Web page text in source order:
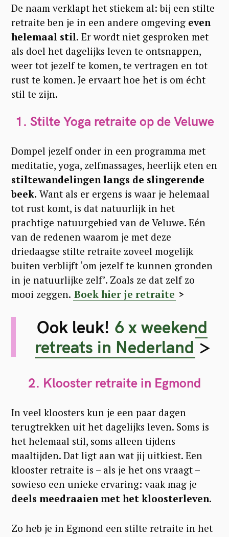
De naam verklapt het stiekem al: bij een stilte
retraite ben je in een andere omgeving even
helemaal stil. Er wordt niet gesproken met
als doel het dagelijks leven te ontsnappen,
weer tot jezelf te komen, te vertragen en tot
rust te komen. Je ervaart hoe het is om écht
stil te zijn.
1. Stilte Yoga retraite op de Veluwe
Dompel jezelf onder in een programma met
meditatie, yoga, zelfmassages, heerlijk eten en
stiltewandelingen langs de slingerende
beek. Want als er ergens is waar je helemaal
tot rust komt, is dat natuurlijk in het
prachtige natuurgebied van de Veluwe. Eén
van de redenen waarom je met deze
driedaagse stilte retraite zoveel mogelijk
buiten verblijft ‘om jezelf te kunnen gronden
in je natuurlijke zelf’. Zoals ze dat zelf zo
mooi zeggen. Boek hier je retraite >
Ook leuk! 6 x weekend
retreats in Nederland >
2. Klooster retraite in Egmond
In veel kloosters kun je een paar dagen
terugtrekken uit het dagelijks leven. Soms is
het helemaal stil, soms alleen tijdens
maaltijden. Dat ligt aan wat jij uitkiest. Een
klooster retraite is – als je het ons vraagt –
sowieso een unieke ervaring: vaak mag je
deels meedraaien met het kloosterleven.
Zo heb je in Egmond een stilte retraite in het